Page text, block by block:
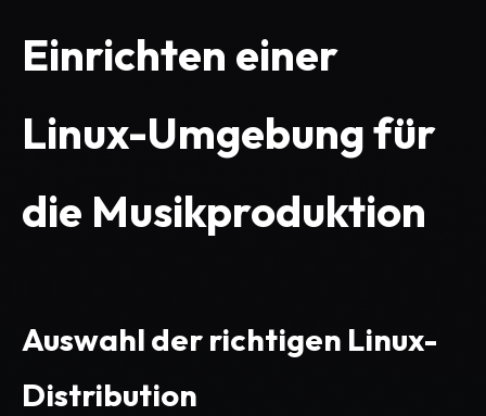
Einrichten einer
Linux-Umgebung für
die Musikproduktion
Auswahl der richtigen Linux-
Distribution